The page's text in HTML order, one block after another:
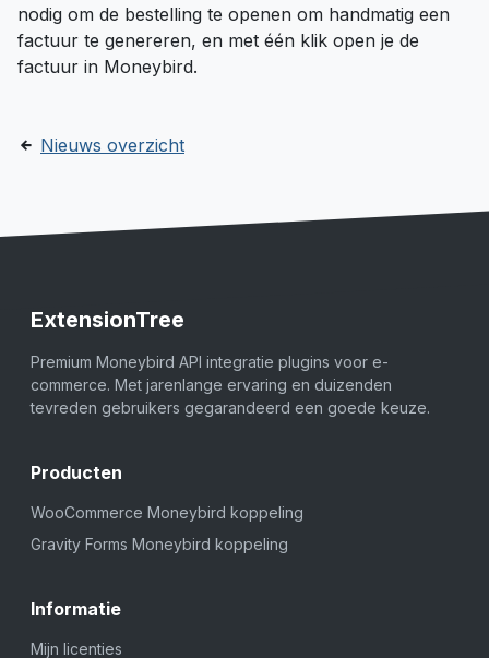
nodig om de bestelling te openen om handmatig een
factuur te genereren, en met één klik open je de
factuur in Moneybird.
Nieuws overzicht
ExtensionTree
Premium Moneybird API integratie plugins voor e-
commerce. Met jarenlange ervaring en duizenden
tevreden gebruikers gegarandeerd een goede keuze.
Producten
WooCommerce Moneybird koppeling
Gravity Forms Moneybird koppeling
Informatie
Mijn licenties